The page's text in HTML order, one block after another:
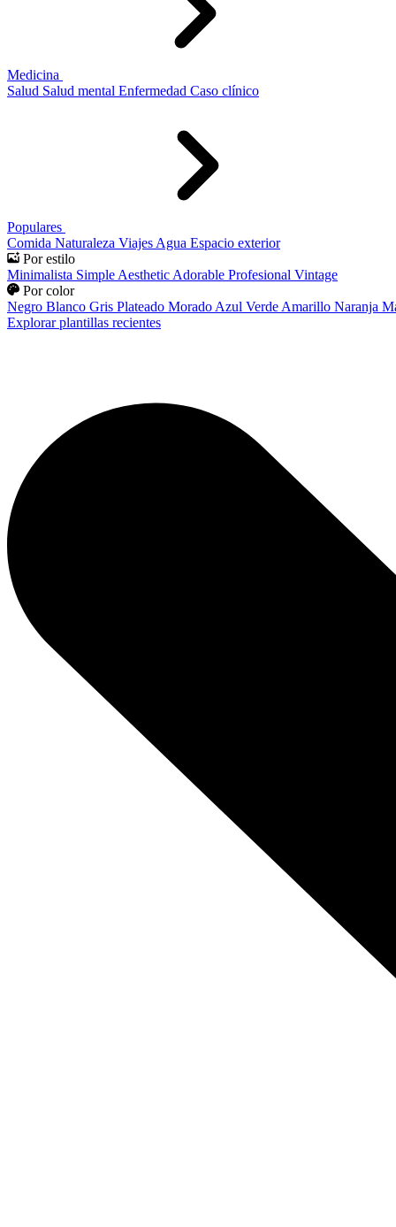
Medicina
Salud Salud mental Enfermedad Caso clínico
Populares
Comida Naturaleza Viajes Agua Espacio exterior
Por estilo
Minimalista Simple Aesthetic Adorable Profesional Vintage
Por color
Negro Blanco Gris Plateado Morado Azul Verde Amarillo Naranja
Explorar plantillas recientes